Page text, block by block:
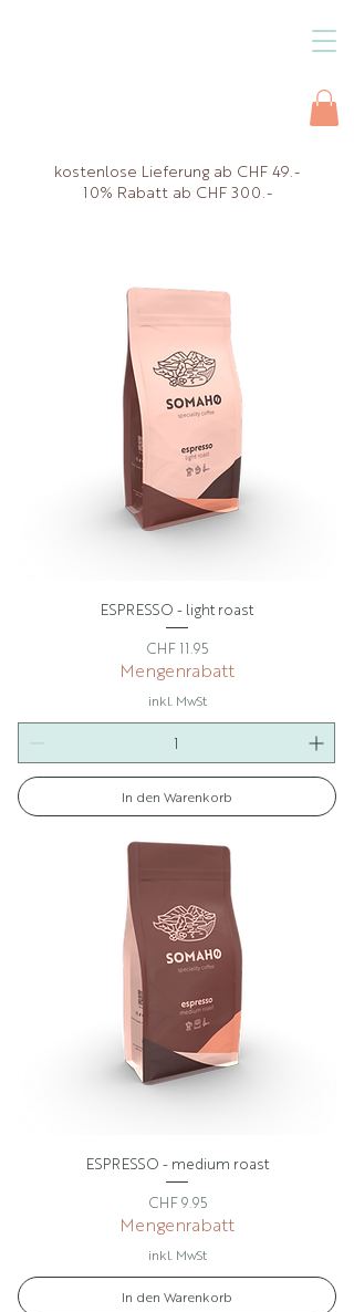
kostenlose Lieferung ab CHF 49.-
10% Rabatt ab CHF 300.-
ESPRESSO - light roast
Preis
CHF 11.95
Mengenrabatt
inkl. MwSt
In den Warenkorb
ESPRESSO - medium roast
Preis
CHF 9.95
Mengenrabatt
inkl. MwSt
In den Warenkorb